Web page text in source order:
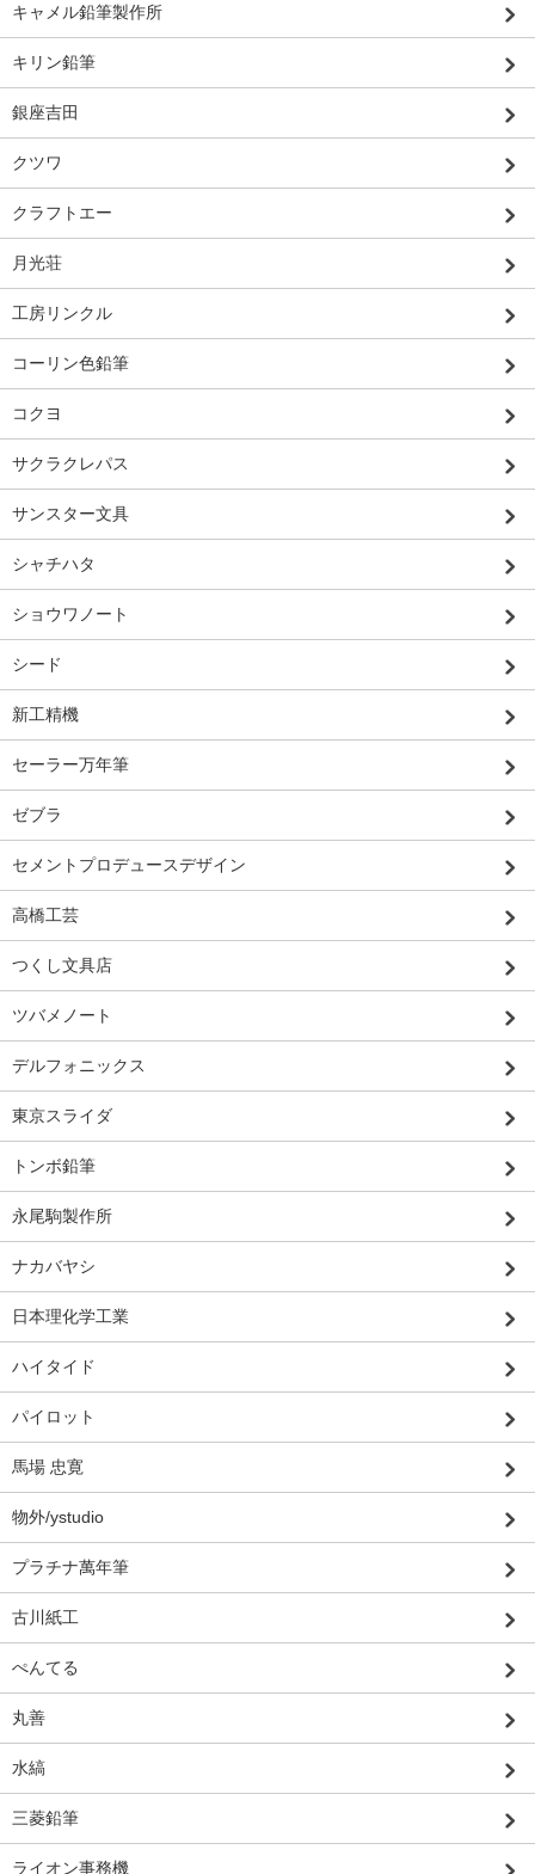
キャメル鉛筆製作所
キリン鉛筆
銀座吉田
クツワ
クラフトエー
月光荘
工房リンクル
コーリン色鉛筆
コクヨ
サクラクレパス
サンスター文具
シャチハタ
ショウワノート
シード
新工精機
セーラー万年筆
ゼブラ
セメントプロデュースデザイン
高橋工芸
つくし文具店
ツバメノート
デルフォニックス
東京スライダ
トンボ鉛筆
永尾駒製作所
ナカバヤシ
日本理化学工業
ハイタイド
パイロット
馬場 忠寛
物外/ystudio
プラチナ萬年筆
古川紙工
ぺんてる
丸善
水縞
三菱鉛筆
ライオン事務機